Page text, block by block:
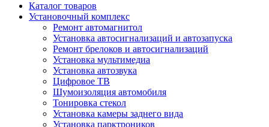
Каталог товаров
Установочный комплекс
Ремонт автомагнитол
Установка автосигнализаций и автозапуска
Ремонт брелоков и автосигнализаций
Установка мультимедиа
Установка автозвука
Цифровое ТВ
Шумоизоляция автомобиля
Тонировка стекол
Установка камеры заднего вида
Установка парктроников